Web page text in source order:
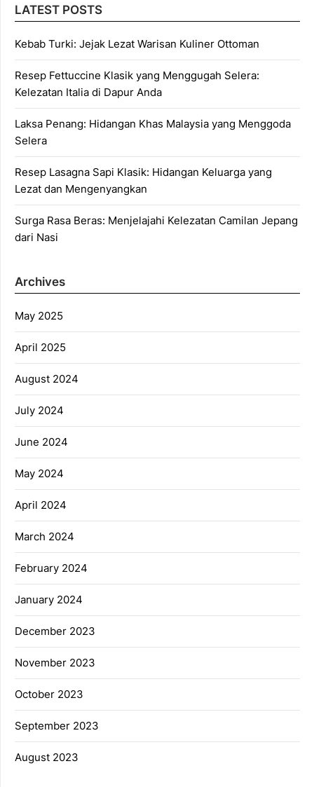
LATEST POSTS
Kebab Turki: Jejak Lezat Warisan Kuliner Ottoman
Resep Fettuccine Klasik yang Menggugah Selera:
Kelezatan Italia di Dapur Anda
Laksa Penang: Hidangan Khas Malaysia yang Menggoda
Selera
Resep Lasagna Sapi Klasik: Hidangan Keluarga yang
Lezat dan Mengenyangkan
Surga Rasa Beras: Menjelajahi Kelezatan Camilan Jepang
dari Nasi
Archives
May 2025
April 2025
August 2024
July 2024
June 2024
May 2024
April 2024
March 2024
February 2024
January 2024
December 2023
November 2023
October 2023
September 2023
August 2023